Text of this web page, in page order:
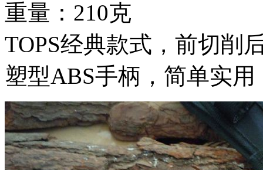
重量：210克
TOPS经典款式，前切削
塑型ABS手柄，简单实用